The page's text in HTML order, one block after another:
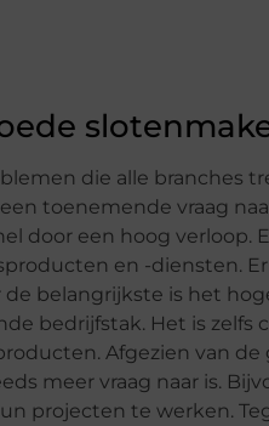
die alle branches
toenemende vraag
door een hoog verloop.
en -diensten.
belangrijkste is het
bedrijfstak. Het is zelfs
Afgezien van de
meer vraag naar is.
projecten te werken.